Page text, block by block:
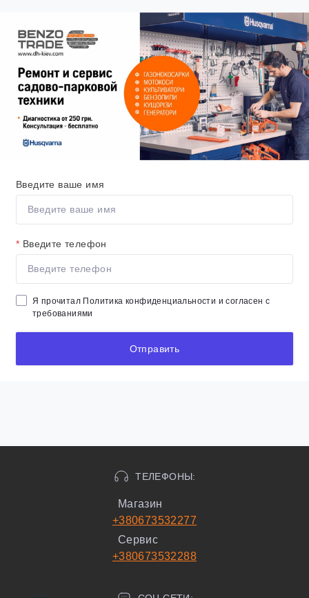
Введите ваше имя
* Введите телефон
Я прочитал Политика конфиденциальности и согласен с
требованиями
Отправить
ТЕЛЕФОНЫ:
Магазин
+380673532277
Сервис
+380673532288